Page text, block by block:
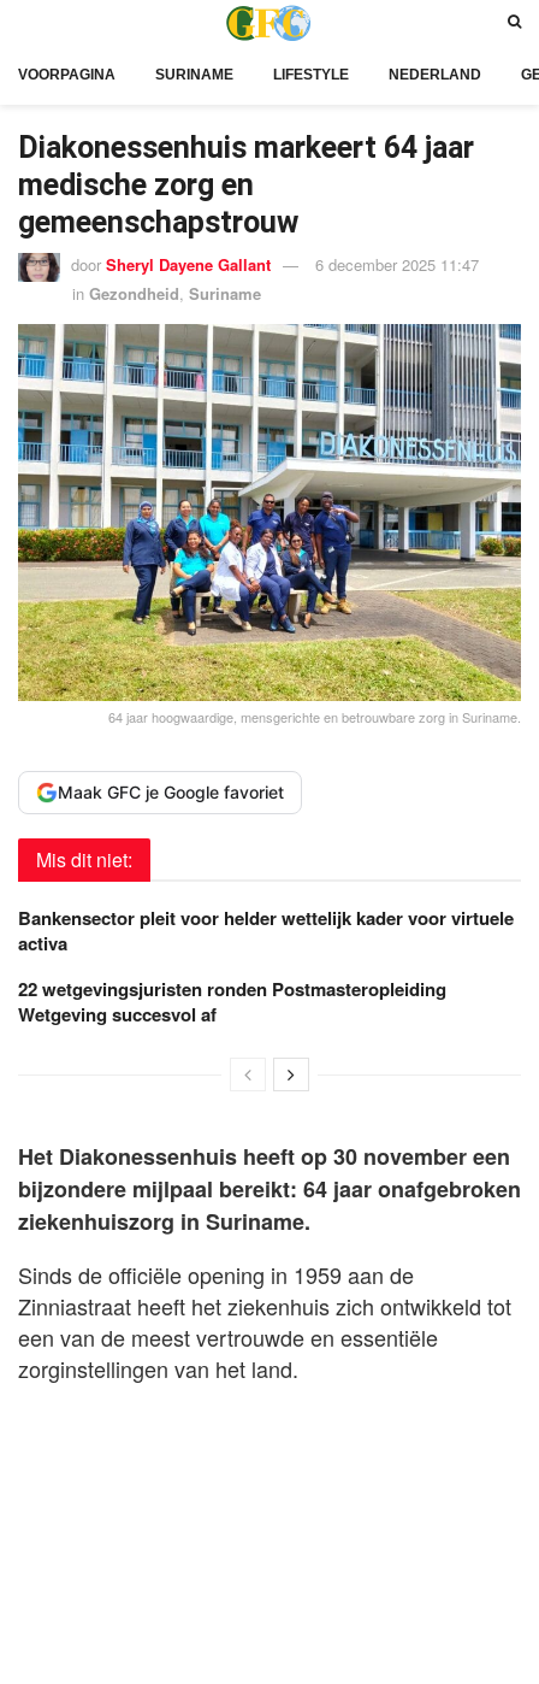
VOORPAGINA SURINAME LIFESTYLE NEDERLAND
Diakonessenhuis markeert 64 jaar
medische zorg en
gemeenschapstrouw
door Sheryl Dayene Gallant
6 december 2025 11:47
in Gezondheid, Suriname
64 jaar hoogwaardige, mensgerichte en betrouwbare zorg in Suriname.
Maak GFC je Google favoriet
Mis dit niet:
Bankensector pleit voor helder wettelijk kader voor virtuele
activa
22 wetgevingsjuristen ronden Postmasteropleiding
Wetgeving succesvol af
Het Diakonessenhuis heeft op 30 november een
bijzondere mijlpaal bereikt: 64 jaar onafgebroken
ziekenhuiszorg in Suriname.
Sinds de officiële opening in 1959 aan de
Zinniastraat heeft het ziekenhuis zich ontwikkeld tot
een van de meest vertrouwde en essentiële
zorginstellingen van het land.